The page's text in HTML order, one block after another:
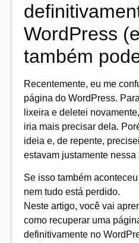
WordPress
também
Recentemente, eu me
página do WordPress.
lixeira e deletei
iria mais precisar dela.
ideia e, de repente,
estavam justamente nessa
Se isso também
nem tudo está perdido.
Neste artigo, você vai
como recuperar uma
definitivamente no